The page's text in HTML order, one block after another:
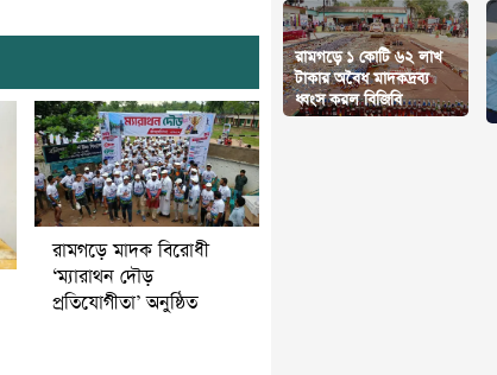
রামগড়ে মাদক বিরোধী
‘ম্যারাথন দৌড়
প্রতিযোগীতা’ অনুষ্ঠিত
রামগড়ে ১ কোটি ৬২ লাখ
টাকার অবৈধ মাদকদ্রব্য
ধ্বংস করল বিজিবি